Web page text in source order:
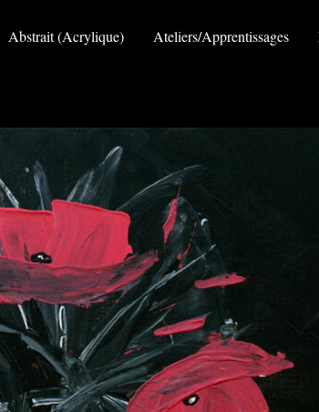
Abstrait (Acrylique) Ateliers/Apprentissages